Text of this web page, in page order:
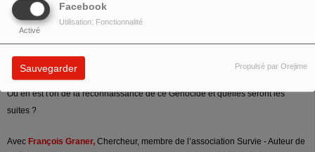
Facebook
Activé
Utilisation: Fonctionnalité
Sauvegarder Propulsé par Orejime
Comment une partie de la population civile a-t-elle pu massacrer ses
concitoyens ?
Où en est t'on de la reconnaissance de ce Genocide et quelles seront les
suites ?
Avec François Graner, Chercheur, membre de l’association Survie - Auteur de